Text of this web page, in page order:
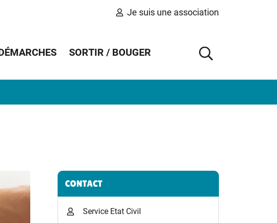
Je suis une association
SORTIR / BOUGER
AFFICHER
Informations complémentaires
CONTACT
Service Etat Civil